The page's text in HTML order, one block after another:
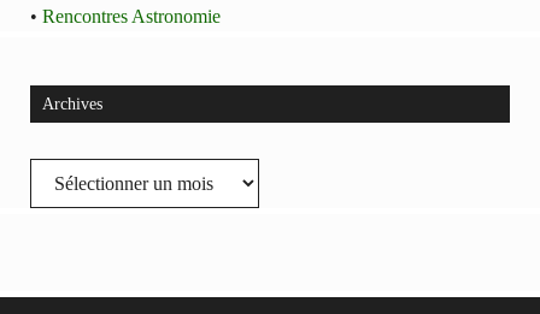
• Rencontres Astronomie
Archives
Archives